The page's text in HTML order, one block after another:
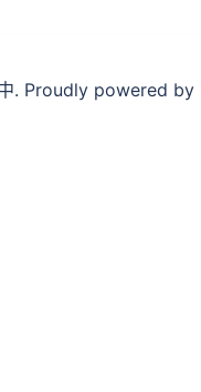
. Proudly powered by